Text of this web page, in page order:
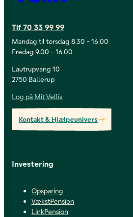
Tlf 70 33 99 99
Mandag til torsdag 8.30 - 16.00
Fredag 9.00 - 16.00
Lautrupvang 10
2750 Ballerup
Log på Mit Velliv
Kontakt & Hjælpeunivers
Investering
Opsparing
VækstPension
LinkPension